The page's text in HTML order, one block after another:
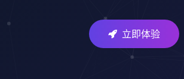
立即体验